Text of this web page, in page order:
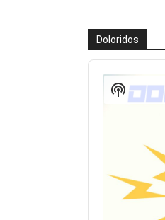
Doloridos
Reproductor
audioShow
Podcast